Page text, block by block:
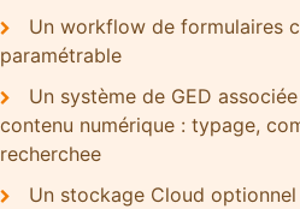
Un workflow de formulaires
paramétrable
Un système de GED
contenu numérique : typage,
recherchee
Un stockage Cloud